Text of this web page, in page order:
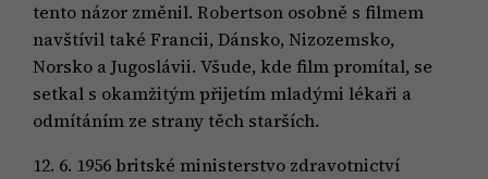
tento názor změnil. Robertson osobně s filmem
navštívil také Francii, Dánsko, Nizozemsko,
Norsko a Jugoslávii. Všude, kde film promítal, se
setkal s okamžitým přijetím mladými lékaři a
odmítáním ze strany těch starších.
12. 6. 1956 britské ministerstvo zdravotnictví